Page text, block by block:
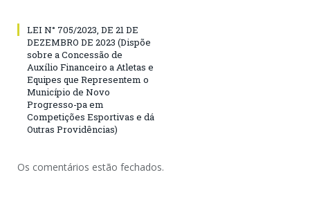
LEI N° 705/2023, DE 21 DE
DEZEMBRO DE 2023 (Dispõe
sobre a Concessão de
Auxílio Financeiro a Atletas e
Equipes que Representem o
Município de Novo
Progresso-pa em
Competições Esportivas e dá
Outras Providências)
Os comentários estão fechados.